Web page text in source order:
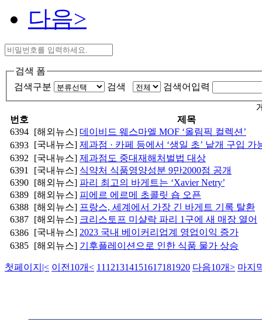
다음>
검색 폼
검색구분
검색 검색어입력
번호
제목
6394 [해외뉴스] 데이비드 웨스마엘 MOF ‘올림픽 컬렉션’
6393 [국내뉴스] 제과점 · 카페 등에서 ‘생일 초’ 낱개 구입 가
6392
[국내뉴스] 제과점도 중대재해처벌법 대상
6391
[국내뉴스] 식약처 식품영양성분 9만2000점 공개
6390 [해외뉴스] 파리 최고의 바게트는 ‘Xavier Netry’
6389 [해외뉴스] 피에르 에르메 초콜릿 숍 오픈
6388 [해외뉴스] 프랑스, 세계에서 가장 긴 바게트 기록 탈환
6387 [해외뉴스] 크리스토프 미샬락 파리 1구에 새 매장 열어
6386 [국내뉴스] 2023 국내 베이커리업계 영업이익 증가
6385 [해외뉴스] 기후플레이션으로 인한 식품 물가 상승
첫페이지 |< 이전10개< 11 121314151617181920 다음10개> 마지